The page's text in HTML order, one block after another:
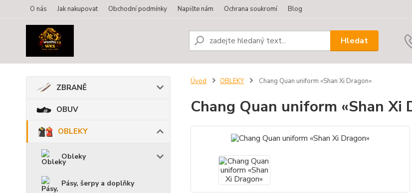
O nás Jak nakupovat Obchodní podmínky Napište nám Ochrana soukromí Blog
Hledat
ZBRANĚ
OBUV
OBLEKY
Obleky
Pásy, šerpy a doplňky
Úvod OBLEKY Chang Quan uniform «Shan Xi Dragon»
Chang Quan uniform «Shan Xi